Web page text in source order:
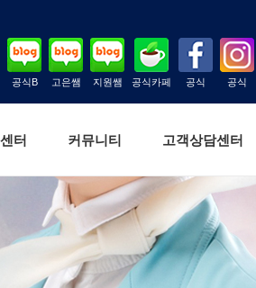
공식B 고은쌤 지원쌤 공식카페 공식 공식
터 커뮤니티 고객상담센터